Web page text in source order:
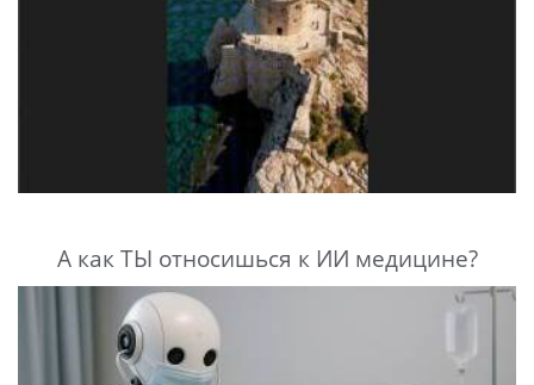
А как ТЫ относишься к ИИ медицине?